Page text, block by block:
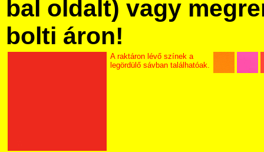
bal oldalt) vagy
bolti áron!
A raktáron lévő színek a
legördülő sávban találhatóak.